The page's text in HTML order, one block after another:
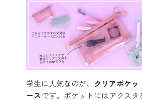
学生に人気なのが、
クリアポケ
ースです。ポケットにはアクス